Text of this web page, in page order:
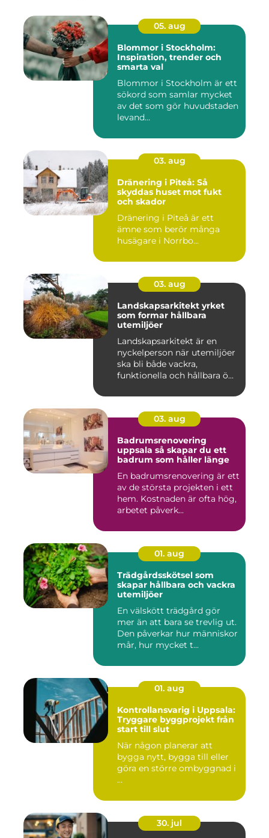
05. aug
Blommor i Stockholm:
Inspiration, trender och
smarta val
Blommor i Stockholm är ett
sökord som samlar mycket
av det som gör huvudstaden
levand...
03. aug
Dränering i Piteå: Så
skyddas huset mot fukt
och skador
Dränering i Piteå är ett
ämne som berör många
husägare i Norrbo...
03. aug
Landskapsarkitekt yrket
som formar hållbara
utemiljöer
Landskapsarkitekt är en
nyckelperson när utemiljöer
ska bli både vackra,
funktionella och hållbara ö...
03. aug
Badrumsrenovering
uppsala så skapar du ett
badrum som håller länge
En badrumsrenovering är ett
av de största projekten i ett
hem. Kostnaden är ofta hög,
arbetet påverk...
01. aug
Trädgårdsskötsel som
skapar hållbara och vackra
utemiljöer
En välskött trädgård gör
mer än att bara se trevlig ut.
Den påverkar hur människor
mår, hur mycket t...
01. aug
Kontrollansvarig i Uppsala:
Tryggare byggprojekt från
start till slut
När någon planerar att
bygga nytt, bygga till eller
göra en större ombyggnad i
...
30. jul